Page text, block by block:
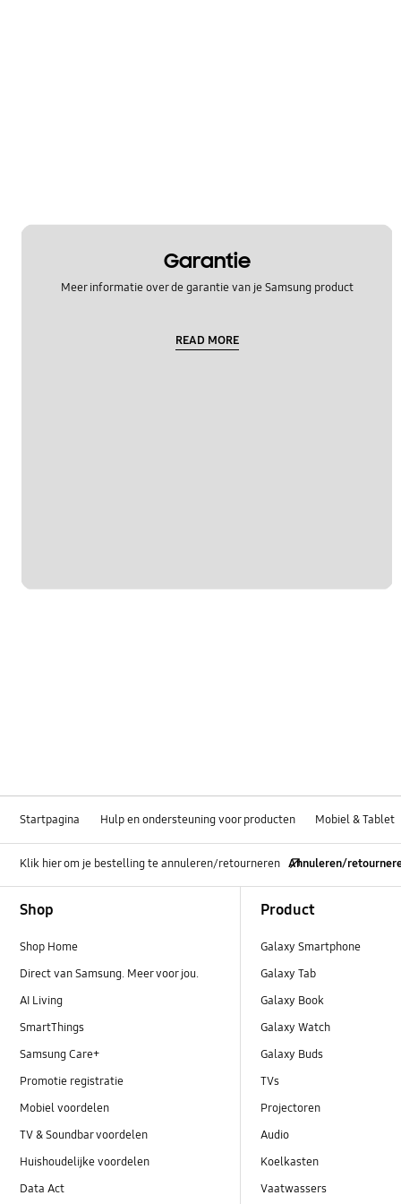
Garantie
Meer informatie over de garantie van je Samsung product
READ MORE
Startpagina Hulp en ondersteuning voor producten Mobiel & Tablet
Klik hier om je bestelling te annuleren/retourneren Annuleren/
Shop
Shop Home
Direct van Samsung. Meer voor jou.
AI Living
SmartThings
Samsung Care+
Promotie registratie
Mobiel voordelen
TV & Soundbar voordelen
Huishoudelijke voordelen
Data Act
Product
Galaxy Smartphone
Galaxy Tab
Galaxy Book
Galaxy Watch
Galaxy Buds
TVs
Projectoren
Audio
Koelkasten
Vaatwassers